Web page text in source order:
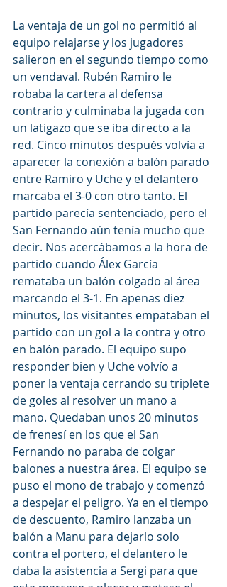
La ventaja de un gol no permitió al
equipo relajarse y los jugadores
salieron en el segundo tiempo como
un vendaval. Rubén Ramiro le
robaba la cartera al defensa
contrario y culminaba la jugada con
un latigazo que se iba directo a la
red. Cinco minutos después volvía a
aparecer la conexión a balón parado
entre Ramiro y Uche y el delantero
marcaba el 3-0 con otro tanto. El
partido parecía sentenciado, pero el
San Fernando aún tenía mucho que
decir. Nos acercábamos a la hora de
partido cuando Álex García
remataba un balón colgado al área
marcando el 3-1. En apenas diez
minutos, los visitantes empataban el
partido con un gol a la contra y otro
en balón parado. El equipo supo
responder bien y Uche volvío a
poner la ventaja cerrando su triplete
de goles al resolver un mano a
mano. Quedaban unos 20 minutos
de frenesí en los que el San
Fernando no paraba de colgar
balones a nuestra área. El equipo se
puso el mono de trabajo y comenzó
a despejar el peligro. Ya en el tiempo
de descuento, Ramiro lanzaba un
balón a Manu para dejarlo solo
contra el portero, el delantero le
daba la asistencia a Sergi para que